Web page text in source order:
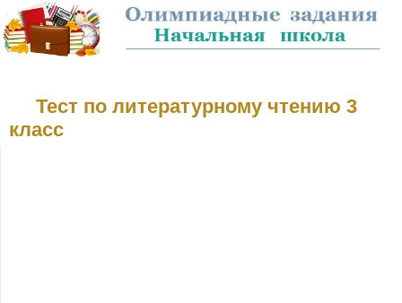
Тест по литературному чтению 3
класс